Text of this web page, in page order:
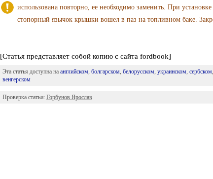
использована повторно, ее необходимо заменить. При
стопорный язычок крышки вошел в паз на топливном баке.
[Статья представляет собой копию с сайта fordbook]
Эта статья доступна на английском, болгарском, белорусском, украинском, сербском,
венгерском
Проверка статьи: Горбунов Ярослав